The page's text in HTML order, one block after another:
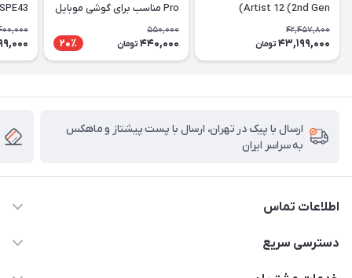
Artist 12 (2nd Gen)
42,457,800
43,199,000 تومان
Pro مناسب برای گوشی موبایل
سامسونگ Galaxy S22 Ultra
550,000
440,000 تومان 20٪
ارسال با پیک در تهران، ارسال با پست پیشتاز و ماهکس
به سراسر ایران
اطلاعات تماس
۰۲۱91095320 - 09120057355 - 09915561288
دسترسی سریع
حساب کاربری